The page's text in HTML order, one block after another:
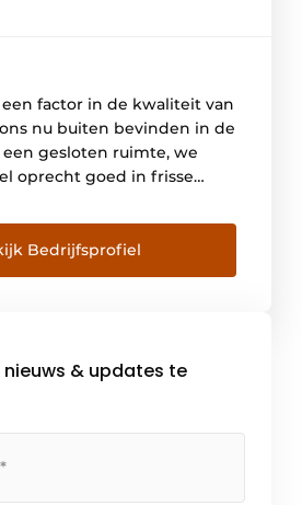
factor in de kwaliteit van
nu buiten bevinden in de
gesloten ruimte, we
oprecht goed in frisse
Het is stimulerend,
geeft ons energie om […]
Bedrijfsprofiel
& updates te